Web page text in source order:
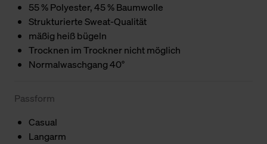
55 % Polyester, 45 % Baumwolle
Strukturierte Sweat-Qualität
mäßig heiß bügeln
Trocknen im Trockner nicht möglich
Normalwaschgang 40°
Passform
Casual
Langarm